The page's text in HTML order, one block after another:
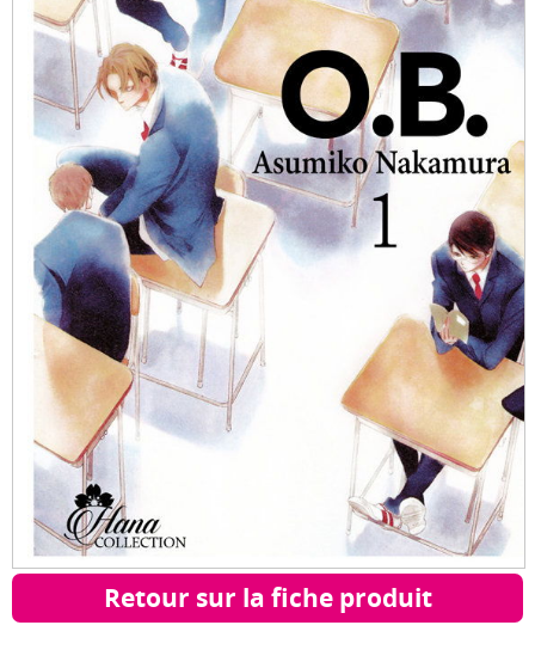
Retour sur la fiche produit